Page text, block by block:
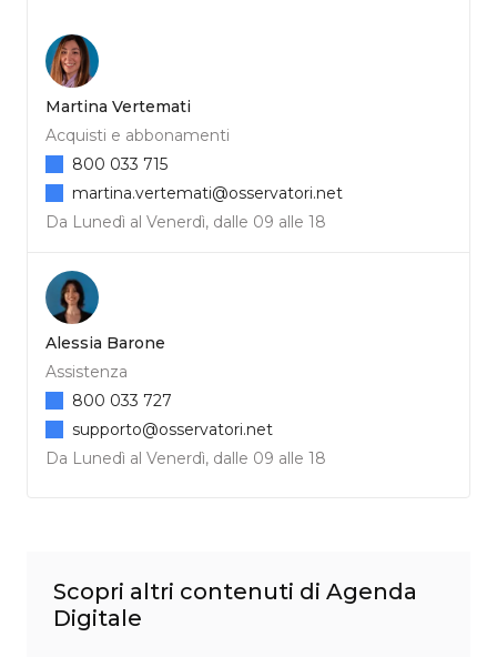
Martina Vertemati
Acquisti e abbonamenti
Da Lunedì al Venerdì, dalle 09 alle 18
800 033 715
martina.vertemati@osservatori.net
Alessia Barone
Assistenza
Da Lunedì al Venerdì, dalle 09 alle 18
800 033 727
supporto@osservatori.net
Scopri altri contenuti di Agenda
Digitale